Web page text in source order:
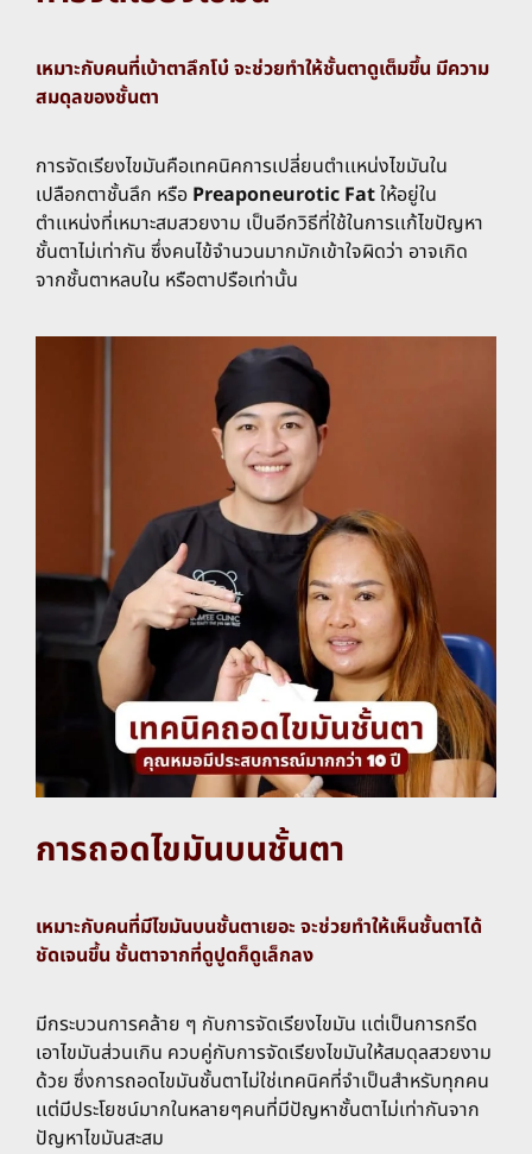
เหมาะกับคนที่เบ้าตาลึกโบ๋ จะช่วยทำให้ชั้นตาดูเต็มขึ้น มีความ
สมดุลของชั้นตา
การจัดเรียงไขมันคือเทคนิคการเปลี่ยนตำเเหน่งไขมันใน
เปลือกตาชั้นลึก หรือ Preaponeurotic Fatให้อยู่ใน
ตำเเหน่งที่เหมาะสมสวยงาม เป็นอีกวิธีที่ใช้ในการเเก้ไขปัญหา
ชั้นตาไม่เท่ากัน ซึ่งคนไข้จำนวนมากมักเข้าใจผิดว่า อาจเกิด
จากชั้นตาหลบใน หรือตาปรือเท่านั้น
การถอดไขมันบนชั้นตา
เหมาะกับคนที่มีไขมันบนชั้นตาเยอะ จะช่วยทำให้เห็นชั้นตาได้
ชัดเจนขึ้น ชั้นตาจากที่ดูปูดก็ดูเล็กลง
มีกระบวนการคล้าย ๆ กับการจัดเรียงไขมัน เเต่เป็นการกรีด
เอาไขมันส่วนเกิน ควบคู่กับการจัดเรียงไขมันให้สมดุลสวยงาม
ด้วย ซึ่งการถอดไขมันชั้นตาไม่ใช่เทคนิคที่จำเป็นสำหรับทุกคน
เเต่มีประโยชน์มากในหลายๆคนที่มีปัญหาชั้นตาไม่เท่ากันจาก
ปัญหาไขมันสะสม